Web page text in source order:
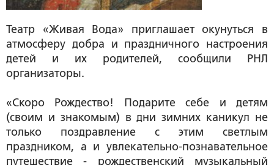
Театр «Живая Вода» приглашает окунуться в
атмосферу добра и праздничного настроения
детей и их родителей, сообщили РНЛ
организаторы.
«Скоро Рождество! Подарите себе и детям
(своим и знакомым) в дни зимних каникул не
только поздравление с этим светлым
праздником, а и увлекательно-познавательное
путешествие - рождественский музыкальный